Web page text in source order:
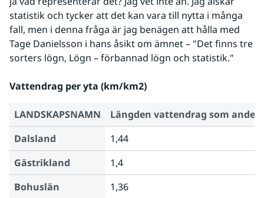
statistik och tycker att det kan vara till nytta i många
fall, men i denna fråga är jag benägen att hålla med
Tage Danielsson i hans åsikt om ämnet – "Det finns tre
sorters lögn, Lögn – förbannad lögn och statistik."
Vattendrag per yta (km/km2)
LANDSKAPSNAMN
Längden vattendrag som andel
Dalsland
1,44
Gästrikland
1,4
Bohuslän
1,36